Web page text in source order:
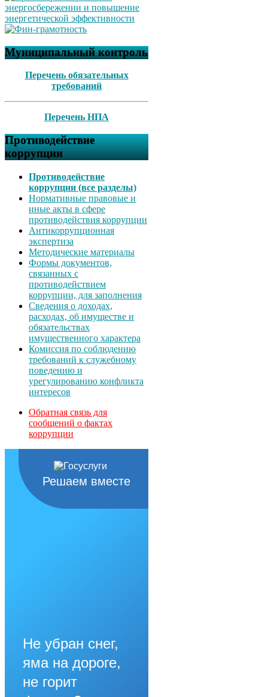
Муниципальный контроль
Перечень обязательных
требований
Перечень НПА
Противодействие
коррупции
Противодействие
коррупции (все разделы)
Нормативные правовые и
иные акты в сфере
противодействия коррупции
Антикоррупционная
экспертиза
Методические материалы
Формы документов,
связанных с
противодействием
коррупции, для заполнения
Сведения о доходах,
расходах, об имуществе и
обязательствах
имущественного характера
Комиссия по соблюдению
требований к служебному
поведению и
урегулированию конфликта
интересов
Обратная связь для
сообщений о фактах
коррупции
Решаем вместе
Не убран снег,
яма на дороге,
не горит